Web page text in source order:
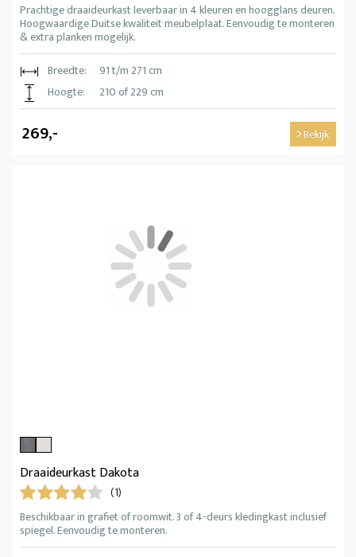
Prachtige draaideurkast leverbaar in 4 kleuren en hoogglans deuren.
Hoogwaardige Duitse kwaliteit meubelplaat. Eenvoudig te monteren
& extra planken mogelijk.
Breedte:
91 t/m 271 cm
Hoogte:
210 of 229 cm
269,- Bekijk
Draaideurkast Dakota
(1)
Beschikbaar in grafiet of roomwit. 3 of 4-deurs kledingkast inclusief
spiegel. Eenvoudig te monteren.